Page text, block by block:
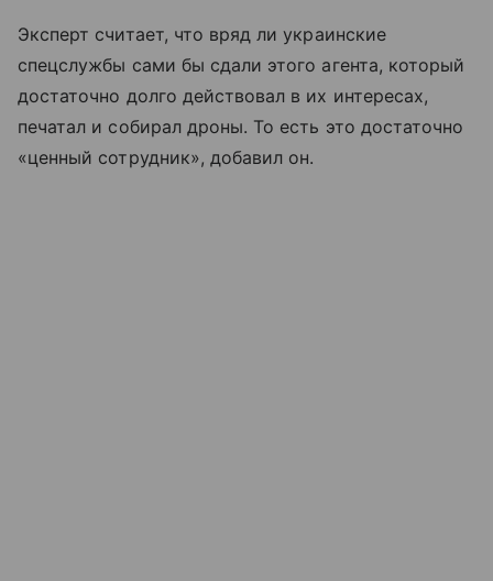
Эксперт считает, что вряд ли украинские
спецслужбы сами бы сдали этого агента, который
достаточно долго действовал в их интересах,
печатал и собирал дроны. То есть это достаточно
«ценный сотрудник», добавил он.